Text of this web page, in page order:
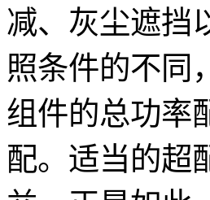
减、灰尘遮挡
照条件的不同
组件的总功率
配。适当的超